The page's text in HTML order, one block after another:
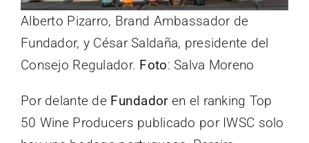
Alberto Pizarro, Brand Ambassador de
Fundador, y César Saldaña, presidente del
Consejo Regulador. Foto: Salva Moreno
Por delante de Fundadoren el ranking Top
50 Wine Producers publicado por IWSC solo